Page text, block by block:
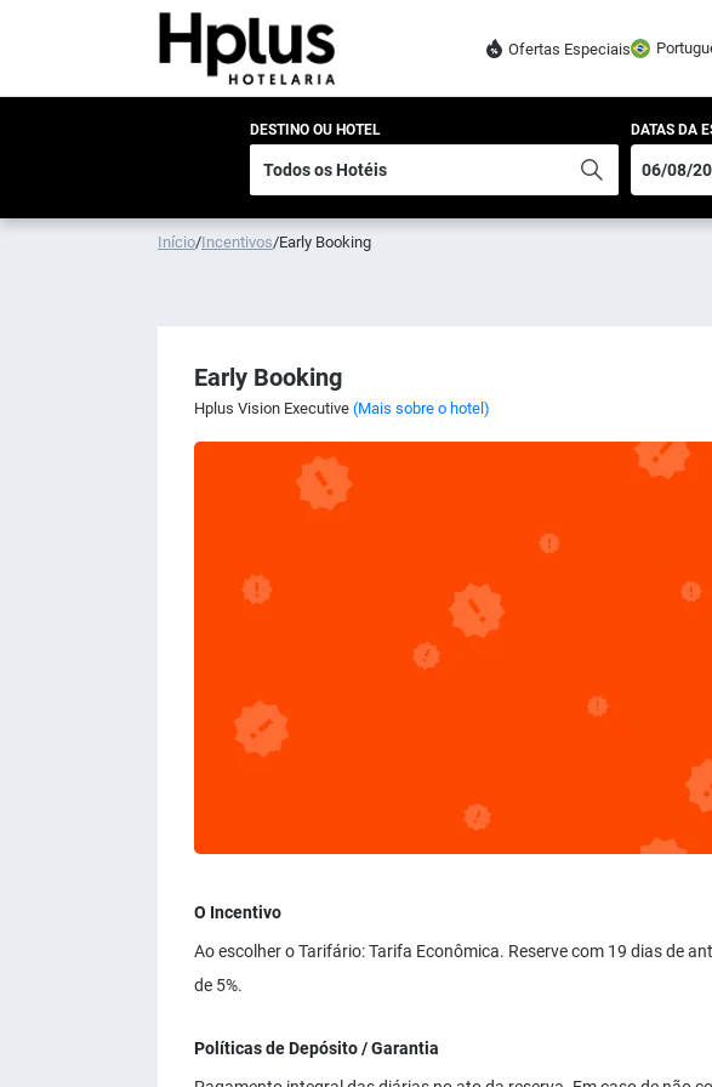
Ofertas Especiais
DESTINO OU HOTEL DATAS DA
Início/Incentivos/Early Booking
Early Booking
Hplus Vision Executive (Mais sobre o hotel)
O Incentivo
Ao escolher o Tarifário: Tarifa Econômica. Reserve com 19 dias de
de 5%.
Políticas de Depósito / Garantia